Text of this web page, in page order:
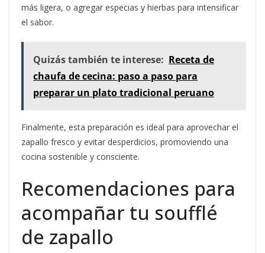
más ligera, o agregar especias y hierbas para intensificar
el sabor.
Quizás también te interese: Receta de
chaufa de cecina: paso a paso para
preparar un plato tradicional peruano
Finalmente, esta preparación es ideal para aprovechar el
zapallo fresco y evitar desperdicios, promoviendo una
cocina sostenible y consciente.
Recomendaciones para
acompañar tu soufflé
de zapallo